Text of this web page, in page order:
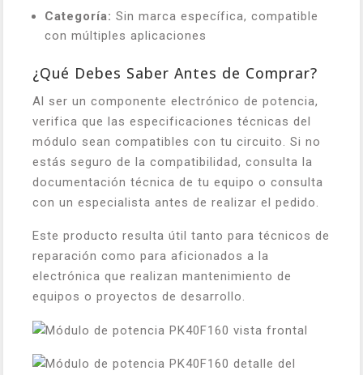
Categoría: Sin marca específica, compatible
con múltiples aplicaciones
¿Qué Debes Saber Antes de Comprar?
Al ser un componente electrónico de potencia,
verifica que las especificaciones técnicas del
módulo sean compatibles con tu circuito. Si no
estás seguro de la compatibilidad, consulta la
documentación técnica de tu equipo o consulta
con un especialista antes de realizar el pedido.
Este producto resulta útil tanto para técnicos de
reparación como para aficionados a la
electrónica que realizan mantenimiento de
equipos o proyectos de desarrollo.